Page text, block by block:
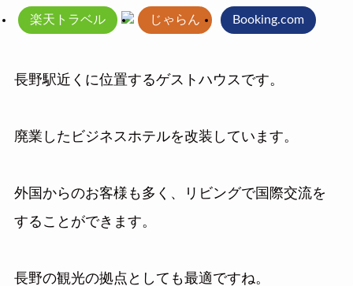
楽天トラベル じゃらん Booking.com
長野駅近くに位置するゲストハウスです。
廃業したビジネスホテルを改装しています。
外国からのお客様も多く、リビングで国際交流を
することができます。
長野の観光の拠点としても最適ですね。